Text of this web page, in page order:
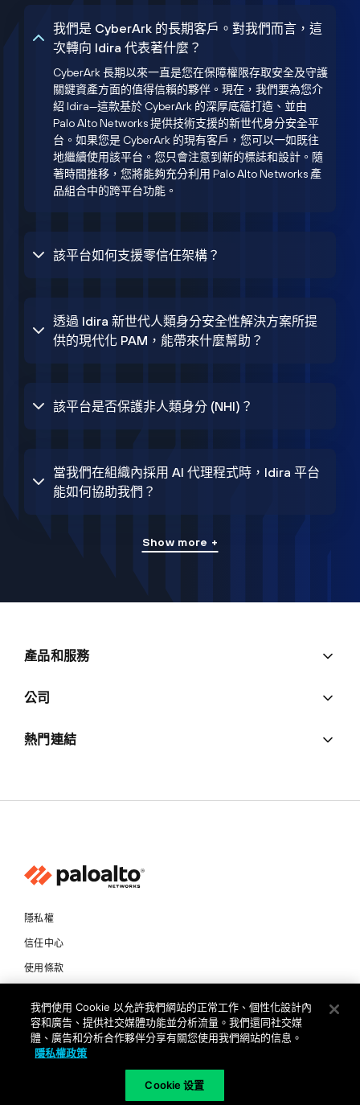
我們是 CyberArk 的長期客戶。對我們而言，這
次轉向 Idira 代表著什麼？
CyberArk 長期以來一直是您在保障權限存取安全及守護
關鍵資產方面的值得信賴的夥伴。現在，我們要為您介
紹 Idira—這款基於 CyberArk 的深厚底蘊打造、並由
Palo Alto Networks 提供技術支援的新世代身分安全平
台。如果您是 CyberArk 的現有客戶，您可以一如既往
地繼續使用該平台。您只會注意到新的標誌和設計。隨
著時間推移，您將能夠充分利用 Palo Alto Networks 產
品組合中的跨平台功能。
該平台如何支援零信任架構？
透過 Idira 新世代人類身分安全性解決方案所提
供的現代化 PAM，能帶來什麼幫助？
該平台是否保護非人類身分 (NHI)？
當我們在組織內採用 AI 代理程式時，Idira 平台
能如何協助我們？
Show more +
產品和服務
公司
熱門連結
隱私權
信任中心
使用條款
Copyright © 2026 Palo Alto Networks. All Rights Reserved
我們使用 Cookie 以允許我們網站的正常工作、個性化設計內
容和廣告、提供社交媒體功能並分析流量。我們還同社交媒
體、廣告和分析合作夥伴分享有關您使用我們網站的信息。
隱私權政策
Cookie 设置